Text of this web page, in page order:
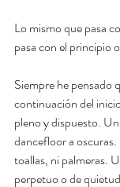
Lo mismo que pasa
pasa con el principio
Siempre he pensado
continuación del
pleno y dispuesto.
dancefloor a
toallas, ni palmeras.
perpetuo o de